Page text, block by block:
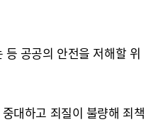
공공의 안전을 저해할 위
대하고 죄질이 불량해 죄책